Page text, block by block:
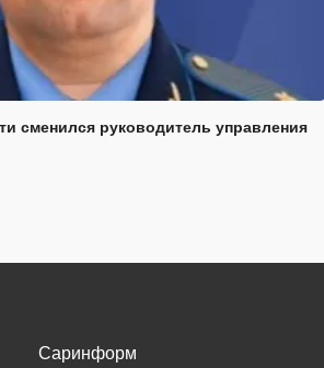
сменился руководитель управления